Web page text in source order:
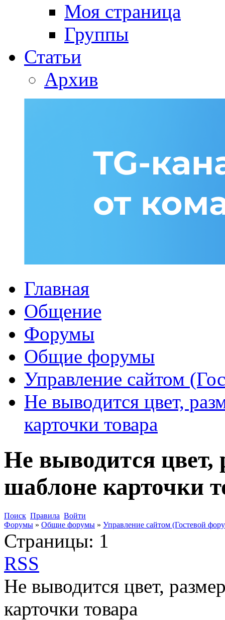
Моя страница
Группы
Статьи
Архив
Главная
Общение
Форумы
Общие форумы
Управление сайтом
Не выводится цвет,
карточки товара
Не выводится цвет,
шаблоне карточки
Поиск Правила Войти
Форумы » Общие форумы » Управление сайтом (Гостевой
Страницы: 1
RSS
Не выводится цвет,
карточки товара